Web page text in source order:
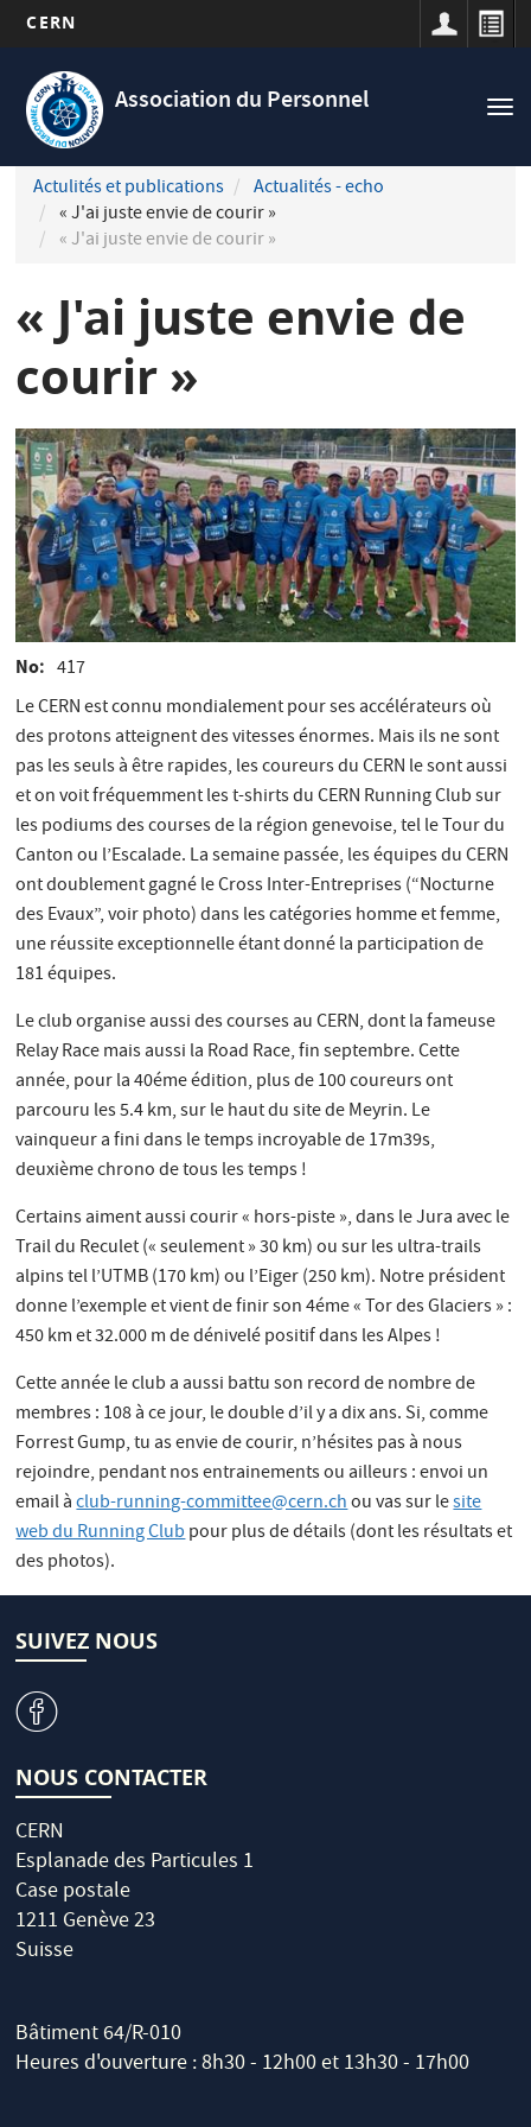
contenu
principal
CERN
Association du Personnel
Navigation
principale
Actulités et publications
Actualités - echo
« J'ai juste envie de courir »
« J'ai juste envie de courir »
« J'ai juste envie de
courir »
No
417
Le CERN est connu mondialement pour ses accélérateurs où
des protons atteignent des vitesses énormes. Mais ils ne sont
pas les seuls à être rapides, les coureurs du CERN le sont aussi
et on voit fréquemment les t-shirts du CERN Running Club sur
les podiums des courses de la région genevoise, tel le Tour du
Canton ou l’Escalade. La semaine passée, les équipes du CERN
ont doublement gagné le Cross Inter-Entreprises (“Nocturne
des Evaux”, voir photo) dans les catégories homme et femme,
une réussite exceptionnelle étant donné la participation de
181 équipes.
Le club organise aussi des courses au CERN, dont la fameuse
Relay Race mais aussi la Road Race, fin septembre. Cette
année, pour la 40éme édition, plus de 100 coureurs ont
parcouru les 5.4 km, sur le haut du site de Meyrin. Le
vainqueur a fini dans le temps incroyable de 17m39s,
deuxième chrono de tous les temps !
Certains aiment aussi courir « hors-piste », dans le Jura avec le
Trail du Reculet (« seulement » 30 km) ou sur les ultra-trails
alpins tel l’UTMB (170 km) ou l’Eiger (250 km). Notre président
donne l’exemple et vient de finir son 4éme « Tor des Glaciers » :
450 km et 32.000 m de dénivelé positif dans les Alpes !
Cette année le club a aussi battu son record de nombre de
membres : 108 à ce jour, le double d’il y a dix ans. Si, comme
Forrest Gump, tu as envie de courir, n’hésites pas à nous
rejoindre, pendant nos entrainements ou ailleurs : envoi un
email àclub-running-committee@cern.chou vas sur lesite
web du Running Clubpour plus de détails (dont les résultats et
des photos).
SUIVEZ NOUS
v
NOUS CONTACTER
CERN
Esplanade des Particules 1
Case postale
1211 Genève 23
Suisse
Bâtiment 64/R-010
Heures d'ouverture : 8h30 - 12h00 et 13h30 - 17h00